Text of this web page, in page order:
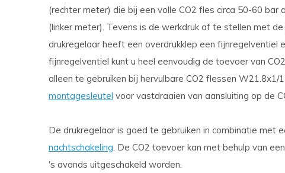
(rechter meter) die bij een volle CO2 fles circa 50-60
(linker meter). Tevens is de werkdruk af te stellen met
drukregelaar heeft een overdrukklep een fijnregelventiel
fijnregelventiel kunt u heel eenvoudig de toevoer van
alleen te gebruiken bij hervulbare CO2 flessen W21.8x1/
montagesleutel voor vastdraaien van aansluiting op de
De drukregelaar is goed te gebruiken in combinatie met
nachtschakeling. De CO2 toevoer kan met behulp van
's avonds uitgeschakeld worden.